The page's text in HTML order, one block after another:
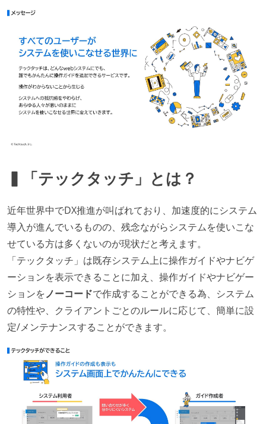
▍「テックタッチ」とは？
近年世界中でDX推進が叫ばれており、加速度的にシステム
導入が進んでいるものの、残念ながらシステムを使いこな
せている方は多くないのが現状だと考えます。
「テックタッチ」は既存システム上に操作ガイドやナビゲ
ーションを表示できることに加え、操作ガイドやナビゲー
ションをノーコードで作成することができる為、システム
の特性や、クライアントごとのルールに応じて、簡単に設
定/メンテナンスすることができます。